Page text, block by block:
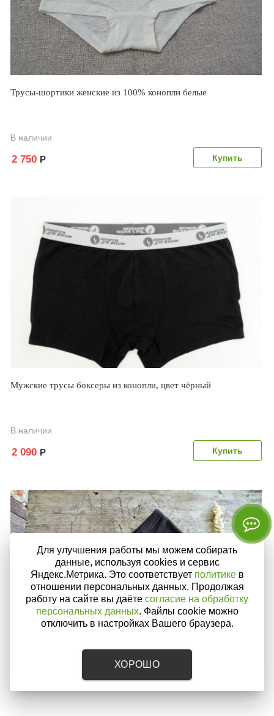
Трусы-шортики женские из 100% конопли белые
В наличии
2 750 Р
Мужские трусы боксеры из конопли, цвет чёрный
В наличии
2 090 Р
Трусы-шортики женские из 100% конопли черные
Для улучшения работы мы можем собирать
данные, используя cookies и сервис
Яндекс.Метрика. Это соответствует политикев
отношении персональных данных. Продолжая
работу на сайте вы даёте согласие на обработку
персональных данных. Файлы cookie можно
отключить в настройках Вашего браузера.
ХОРОШО